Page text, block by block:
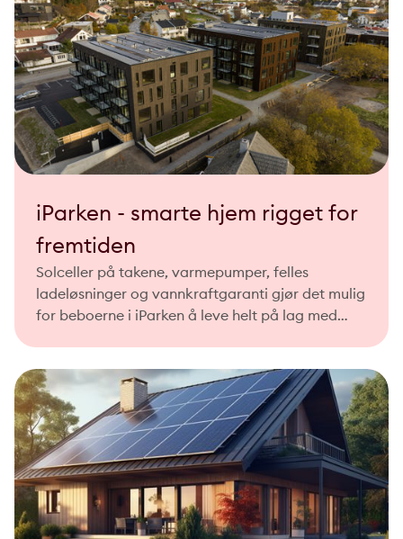
iParken - smarte hjem rigget for
fremtiden
Solceller på takene, varmepumper, felles
ladeløsninger og vannkraftgaranti gjør det mulig
for beboerne i iParken å leve helt på lag med